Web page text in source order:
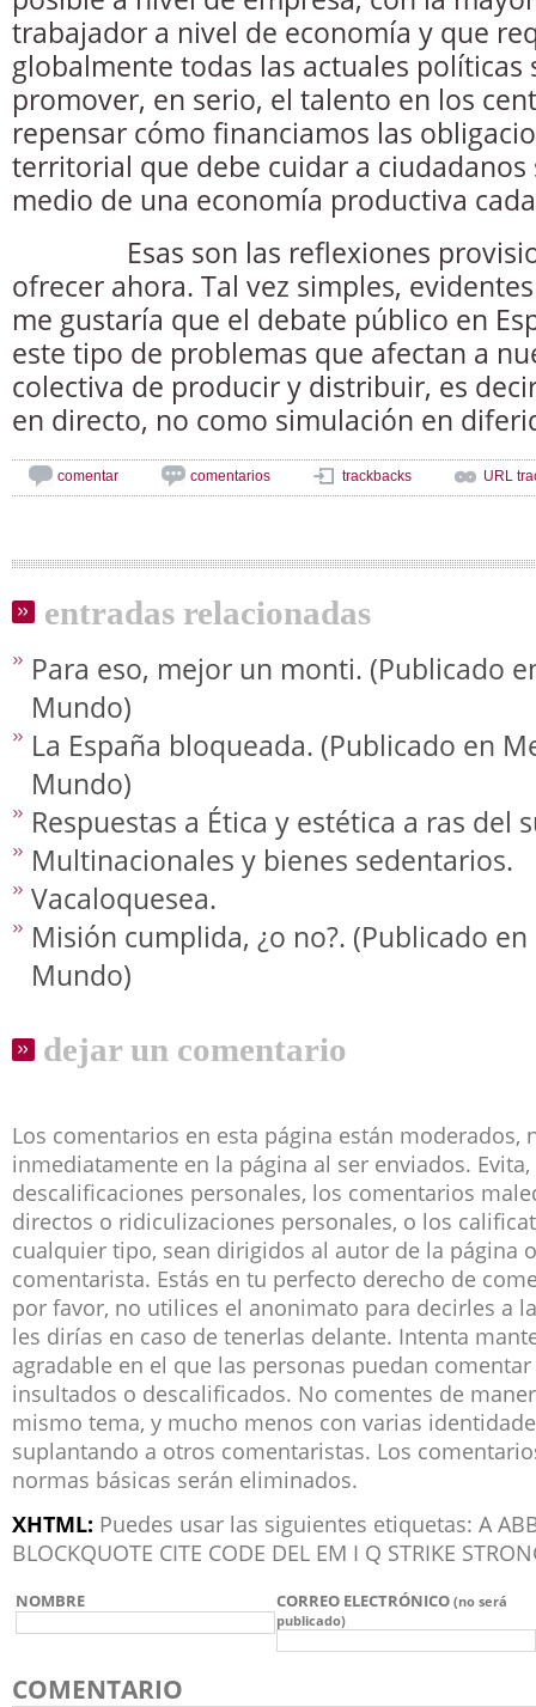
trabajador a nivel de economía y que
globalmente todas las actuales políticas
promover, en serio, el talento en los
repensar cómo financiamos las
territorial que debe cuidar a ciudadanos
medio de una economía productiva
Esas son las reflexiones
ofrecer ahora. Tal vez simples,
me gustaría que el debate público en
este tipo de problemas que afectan a
colectiva de producir y distribuir, es
en directo, no como simulación en
comentar comentarios trackbacks URL
entradas relacionadas
Para eso, mejor un monti. (Publicado
Mundo)
La España bloqueada. (Publicado en
Mundo)
Respuestas a Ética y estética a ras del
Multinacionales y bienes sedentarios.
Vacaloquesea.
Misión cumplida, ¿o no?. (Publicado
Mundo)
dejar un comentario
Los comentarios en esta página están moderados,
inmediatamente en la página al ser enviados.
descalificaciones personales, los comentarios
directos o ridiculizaciones personales, o los
cualquier tipo, sean dirigidos al autor de la página
comentarista. Estás en tu perfecto derecho de
por favor, no utilices el anonimato para decirles a
les dirías en caso de tenerlas delante. Intenta
agradable en el que las personas puedan
insultados o descalificados. No comentes de
mismo tema, y mucho menos con varias
suplantando a otros comentaristas. Los
normas básicas serán eliminados.
XHTML: Puedes usar las siguientes etiquetas: A
BLOCKQUOTE CITE CODE DEL EM I Q STRIKE
NOMBRE CORREO ELECTRÓNICO(no será
publicado)
COMENTARIO